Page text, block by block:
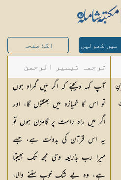
میں کھولیں اگلا صفحہ
ترجمہ تیسیر الرحمن
لبیان القرآن - محمد
لقمان سلفی
آپ کہہ دیجئے کہ اگر میں گمراہ ہوں
تو اس کا خمیازہ میں بھگتوں گا، اور
اگر میں راہ راست پر گامزن ہوں تو
یہ اس قرآن کی بدولت ہے، جسے
میرا رب بذریعہ وحی مجھ تک بھیجتا
ہے، وہ بے شک خوب سننے والا،